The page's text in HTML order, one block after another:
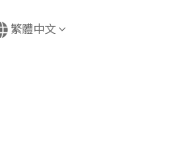
繁體中文